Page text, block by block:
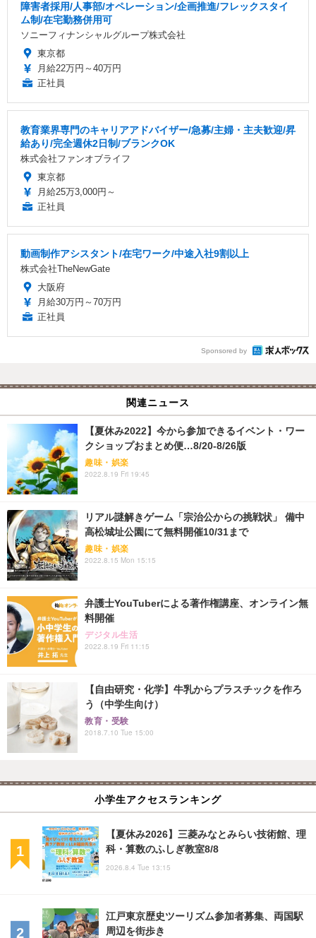
障害者採用/人事部/オペレーション/企画推進/フレックスタイ
ム制/在宅勤務併用可
ソニーフィナンシャルグループ株式会社
東京都
月給22万円～40万円
正社員
教育業界専門のキャリアアドバイザー/急募/主婦・主夫歓迎/昇
給あり/完全週休2日制/ブランクOK
株式会社ファンオブライフ
東京都
月給25万3,000円～
正社員
動画制作アシスタント/在宅ワーク/中途入社9割以上
株式会社TheNewGate
大阪府
月給30万円～70万円
正社員
Sponsored by
関連ニュース
【夏休み2022】今から参加できるイベント・ワー
クショップおまとめ便…8/20-8/26版
趣味・娯楽
2022.8.19 Fri 19:45
リアル謎解きゲーム「宗治公からの挑戦状」 備中
高松城址公園にて無料開催10/31まで
趣味・娯楽
2022.8.15 Mon 15:15
弁護士YouTuberによる著作権講座、オンライン無
料開催
デジタル生活
2022.8.19 Fri 11:15
【自由研究・化学】牛乳からプラスチックを作ろ
う（中学生向け）
教育・受験
2018.7.10 Tue 15:00
小学生アクセスランキング
【夏休み2026】三菱みなとみらい技術館、理
科・算数のふしぎ教室8/8
2026.8.4 Tue 13:15
江戸東京歴史ツーリズム参加者募集、両国駅
周辺を街歩き